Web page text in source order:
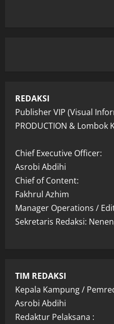
REDAKSI
Publisher VIP (Visual
PRODUCTION & Lombok
Chief Executive Officer:
Asrobi Abdihi
Chief of Content:
Fakhrul Azhim
Manager Operations /
Sekretaris Redaksi:
TIM REDAKSI
Kepala Kampung /
Asrobi Abdihi
Redaktur Pelaksana :